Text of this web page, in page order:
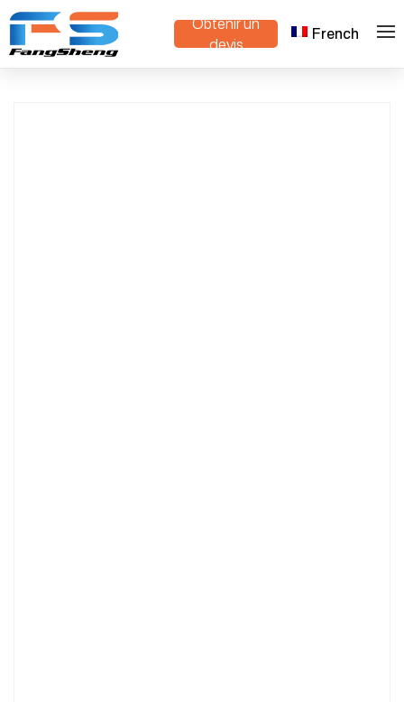
Obtenir un
devis
French
> Produits
Track-Driven Smart Mower with Snow
Plow & Tree Trimming Function